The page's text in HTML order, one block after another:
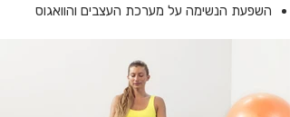
השפעת הנשימה על מערכת העצבים והוואגוס